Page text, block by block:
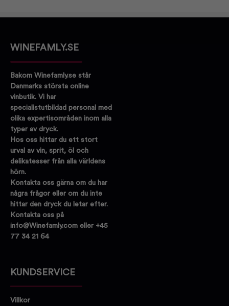
WINEFAMLY.SE
Bakom Winefamly.se står
Danmarks största online
vinbutik. Vi har
specialistutbildad personal med
olika expertisområden inom alla
typer av dryck.
Hos oss hittar du ett stort
urval av vin, sprit, öl och
delikatesser från alla världens
hörn.
Kontakta oss gärna om du har
några frågor eller om du inte
hittar den dryck du letar efter.
Kontakta oss på
info@Winefamly.com eller +45
77 34 21 64
KUNDSERVICE
Villkor